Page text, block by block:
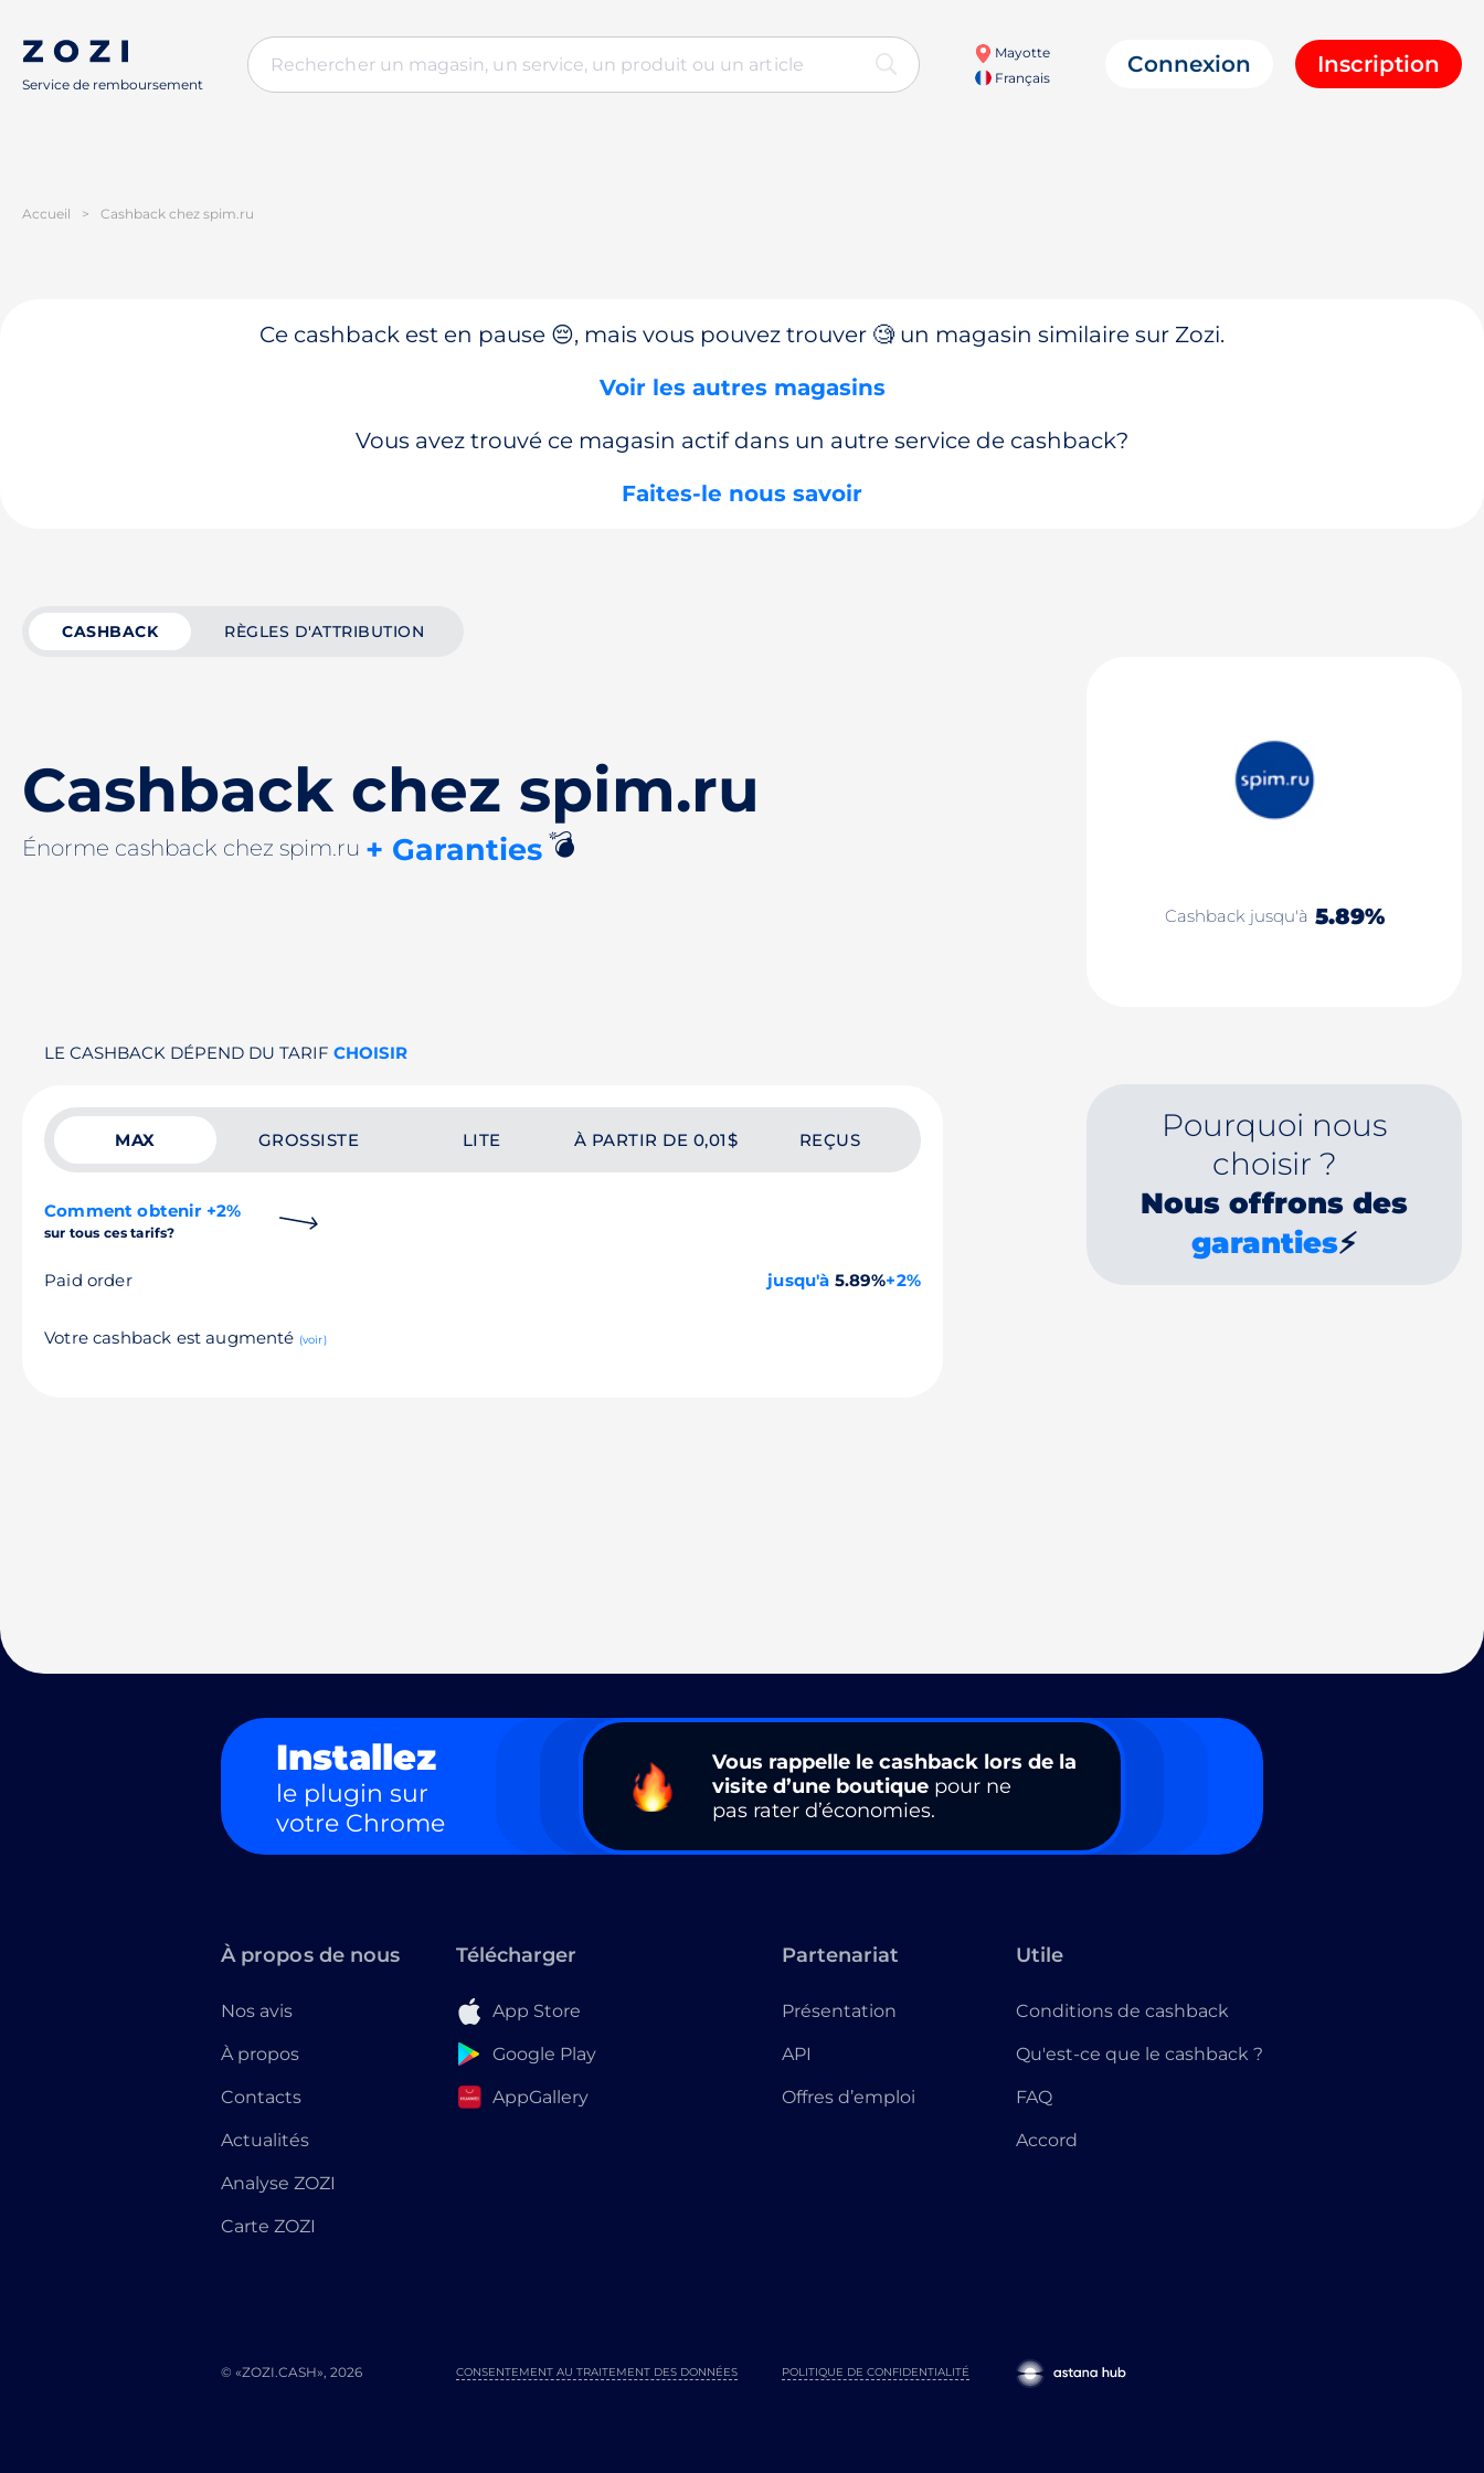
Service de remboursement
Mayotte
Français
Connexion Inscription
Accueil > Cashback chez spim.ru
Ce cashback est en pause 😔, mais vous pouvez trouver 🧐 un magasin similaire sur Zozi.
Voir les autres magasins
Vous avez trouvé ce magasin actif dans un autre service de cashback?
Faites-le nous savoir
CASHBACK RÈGLES D'ATTRIBUTION
Cashback chez spim.ru
Énorme cashback chez spim.ru + Garanties💣
Cashback jusqu'à 5.89%
LE CASHBACK DÉPEND DU TARIF CHOISIR
MAX GROSSISTE LITE À PARTIR DE 0,01$ REÇUS
Comment obtenir +2%
sur tous ces tarifs?
Paid order jusqu'à 5.89%+2%
Votre cashback est augmenté (voir)
Pourquoi nous
choisir ?
Nous offrons des
garanties⚡
Installez
le plugin sur
votre Chrome
Vous rappelle le cashback lors de la
visite d’une boutique pour ne
pas rater d’économies.
À propos de nous
Nos avis
À propos
Contacts
Actualités
Analyse ZOZI
Carte ZOZI
Télécharger
App Store
Google Play
AppGallery
Partenariat
Présentation
API
Offres d’emploi
Utile
Conditions de cashback
Qu'est-ce que le cashback ?
FAQ
Accord
© «ZOZI.CASH», 2026 POLITIQUE DE CONFIDENTIALITÉ
CONSENTEMENT AU TRAITEMENT DES DONNÉES